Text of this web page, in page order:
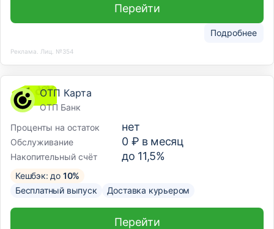
Подробнее
Перейти
Реклама. Лиц. №354
ОТП Карта
ОТП Банк
Проценты на остаток
нет
Обслуживание 0 ₽ в месяц
Накопительный счёт до 11,5%
Кешбэк: до 10%
Бесплатный выпуск
Доставка курьером
Перейти